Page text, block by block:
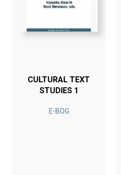
CULTURAL TEXT
STUDIES 1
E-BOG